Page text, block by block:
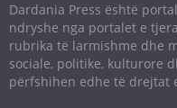
Dardania Press është
ndryshe nga portalet e
rubrika të larmishme dhe
sociale, politike, kulturore
përfshihen edhe të drejtat